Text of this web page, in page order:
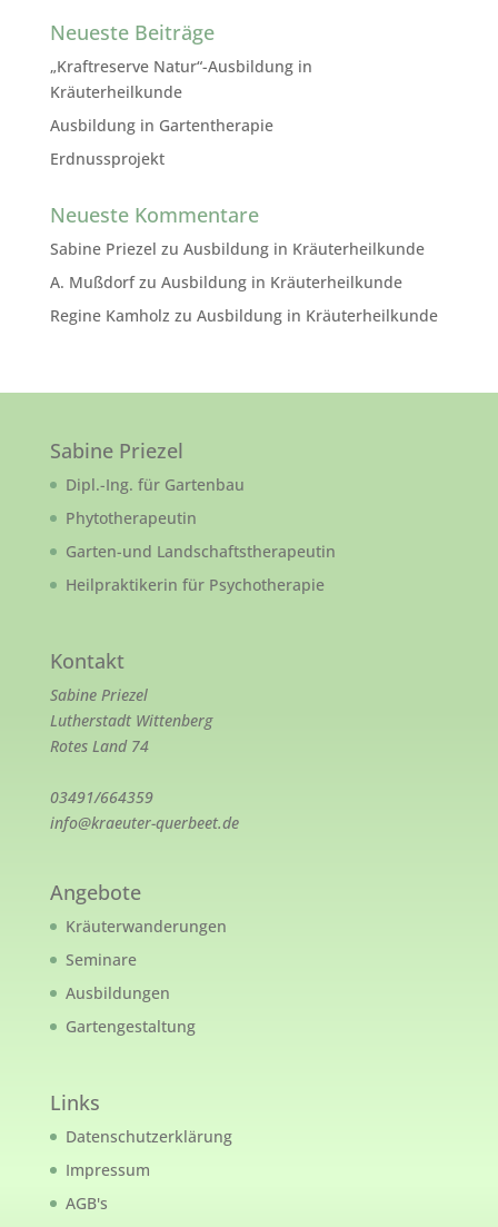
Neueste Beiträge
„Kraftreserve Natur“-Ausbildung in
Kräuterheilkunde
Ausbildung in Gartentherapie
Erdnussprojekt
Neueste Kommentare
Sabine Priezel zu Ausbildung in Kräuterheilkunde
A. Mußdorfzu Ausbildung in Kräuterheilkunde
Regine Kamholz zu Ausbildung in Kräuterheilkunde
Sabine Priezel
Dipl.-Ing. für Gartenbau
Phytotherapeutin
Garten-und Landschaftstherapeutin
Heilpraktikerin für Psychotherapie
Kontakt
Sabine Priezel
Lutherstadt Wittenberg
Rotes Land 74
03491/664359
info@kraeuter-querbeet.de
Angebote
Kräuterwanderungen
Seminare
Ausbildungen
Gartengestaltung
Links
Datenschutzerklärung
Impressum
AGB's